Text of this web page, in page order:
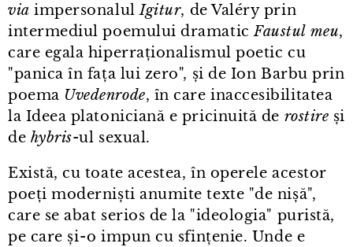
via impersonalulIgitur, de Valéry prin
intermediul poemului dramaticFaustul meu,
care egala hiperraționalismul poetic cu
"panica în fața lui zero", și de Ion Barbu prin
poema Uvedenrode, în care inaccesibilitatea
la Ideea platoniciană e pricinuită de rostire și
de hybris-ul sexual.
Există, cu toate acestea, în operele acestor
poeți moderniști anumite texte "de nișă",
care se abat serios de la "ideologia" puristă,
pe care și⁠-⁠o impun cu sfințenie. Unde e